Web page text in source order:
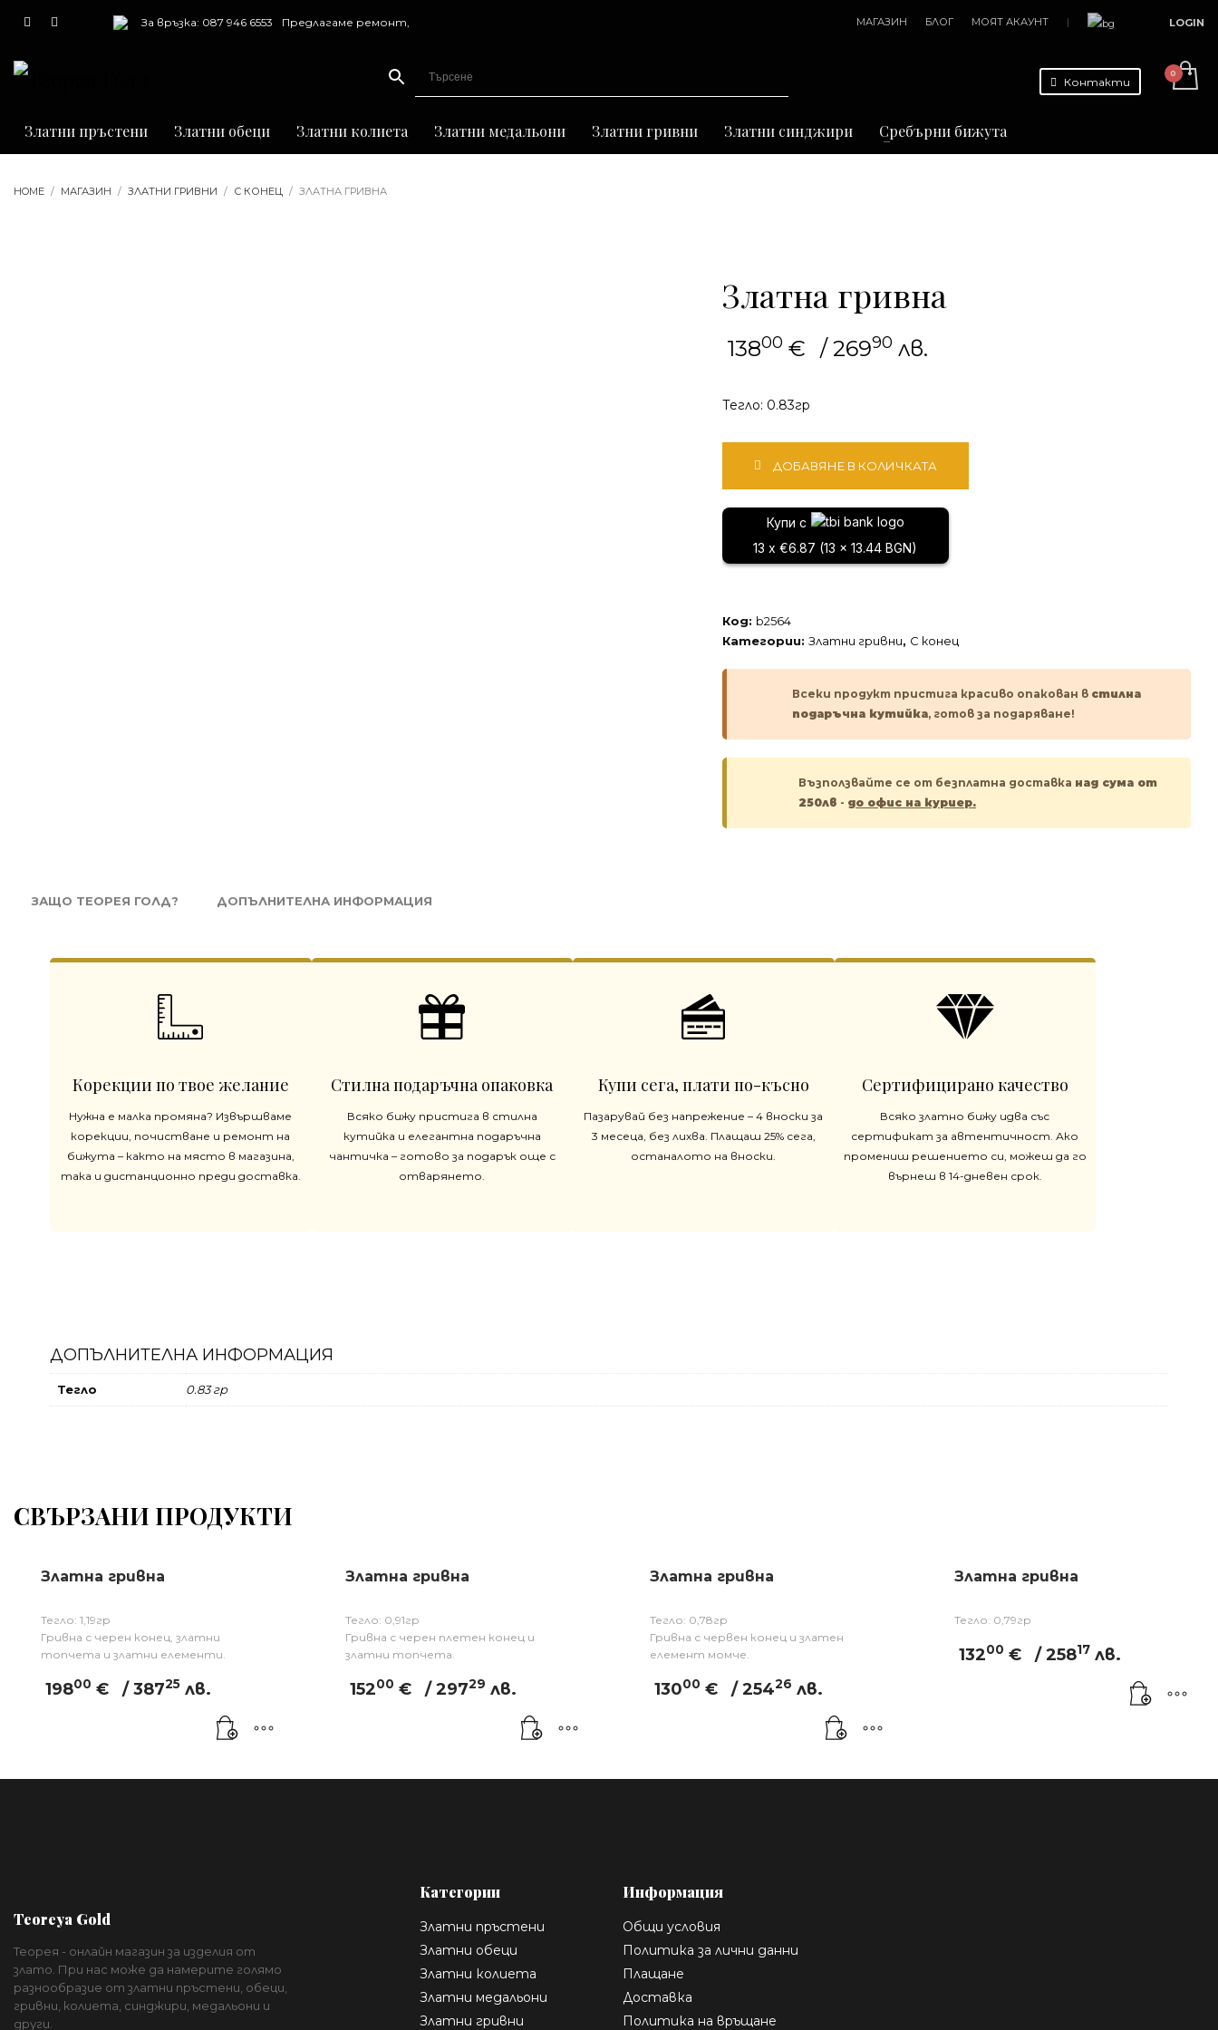
За връзка: 087 946 6553
Предлагаме ремонт,
МАГАЗИН БЛОГ МОЯТ АКАУНТ | LOGIN
Контакти
Златни пръстени Златни обеци Златни колиета Златни медальони Златни гривни Златни синджири Сребърни бижута
HOME МАГАЗИН ЗЛАТНИ ГРИВНИ С КОНЕЦ ЗЛАТНА ГРИВНА
Златна гривна
13800 € / 26990 лв.
Тегло: 0.83гр
Златна
гривна
ДОБАВЯНЕ В КОЛИЧКАТА
Купи с
13 x €6.87 (13 x 13.44 BGN)
Код: b2564
Категории: Златни гривни, С конец
Всеки продукт пристига красиво опакован в стилна
подаръчна кутийка, готов за подаряване!
Възползвайте се от безплатна доставка над сума от
250лв - до офис на куриер.
ЗАЩО ТЕОРЕЯ ГОЛД? ДОПЪЛНИТЕЛНА ИНФОРМАЦИЯ
Корекции по твое желание
Нужна е малка промяна? Извършваме
корекции, почистване и ремонт на
бижута – както на място в магазина,
така и дистанционно преди доставка.
Стилна подаръчна опаковка
Всяко бижу пристига в стилна
кутийка и елегантна подаръчна
чантичка – готово за подарък още с
отварянето.
Купи сега, плати по-късно
Пазарувай без напрежение – 4 вноски за
3 месеца, без лихва. Плащаш 25% сега,
останалото на вноски.
Сертифицирано качество
Всяко златно бижу идва със
сертификат за автентичност. Ако
промениш решението си, можеш да го
върнеш в 14-дневен срок.
ДОПЪЛНИТЕЛНА ИНФОРМАЦИЯ
Тегло 0.83 гр
СВЪРЗАНИ ПРОДУКТИ
Златна гривна
Тегло: 1,19гр
Гривна с черен конец, златни
топчета и златни елементи.
19800 € / 38725 лв.
Златна гривна
Тегло: 0,91гр
Гривна с черен плетен конец и
златни топчета.
15200 € / 29729 лв.
Златна гривна
Тегло: 0,78гр
Гривна с червен конец и златен
елемент момче.
13000 € / 25426 лв.
Златна гривна
Тегло: 0,79гр
13200 € / 25817 лв.
Teoreya Gold
Теорея - онлайн магазин за изделия от
злато. При нас може да намерите голямо
разнообразие от златни пръстени, обеци,
гривни, колиета, синджири, медальони и
други.
Категории
Златни пръстени
Златни обеци
Златни колиета
Златни медальони
Златни гривни
Информация
Общи условия
Политика за лични данни
Плащане
Доставка
Политика на връщане